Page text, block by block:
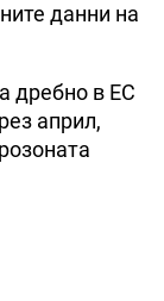
данни на
дребно в ЕС
април,